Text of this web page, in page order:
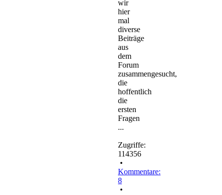
wir
hier
mal
diverse
Beiträge
aus
dem
Forum
zusammengesucht,
die
hoffentlich
die
ersten
Fragen
...
Zugriffe:
114356
•
Kommentare:
8
•